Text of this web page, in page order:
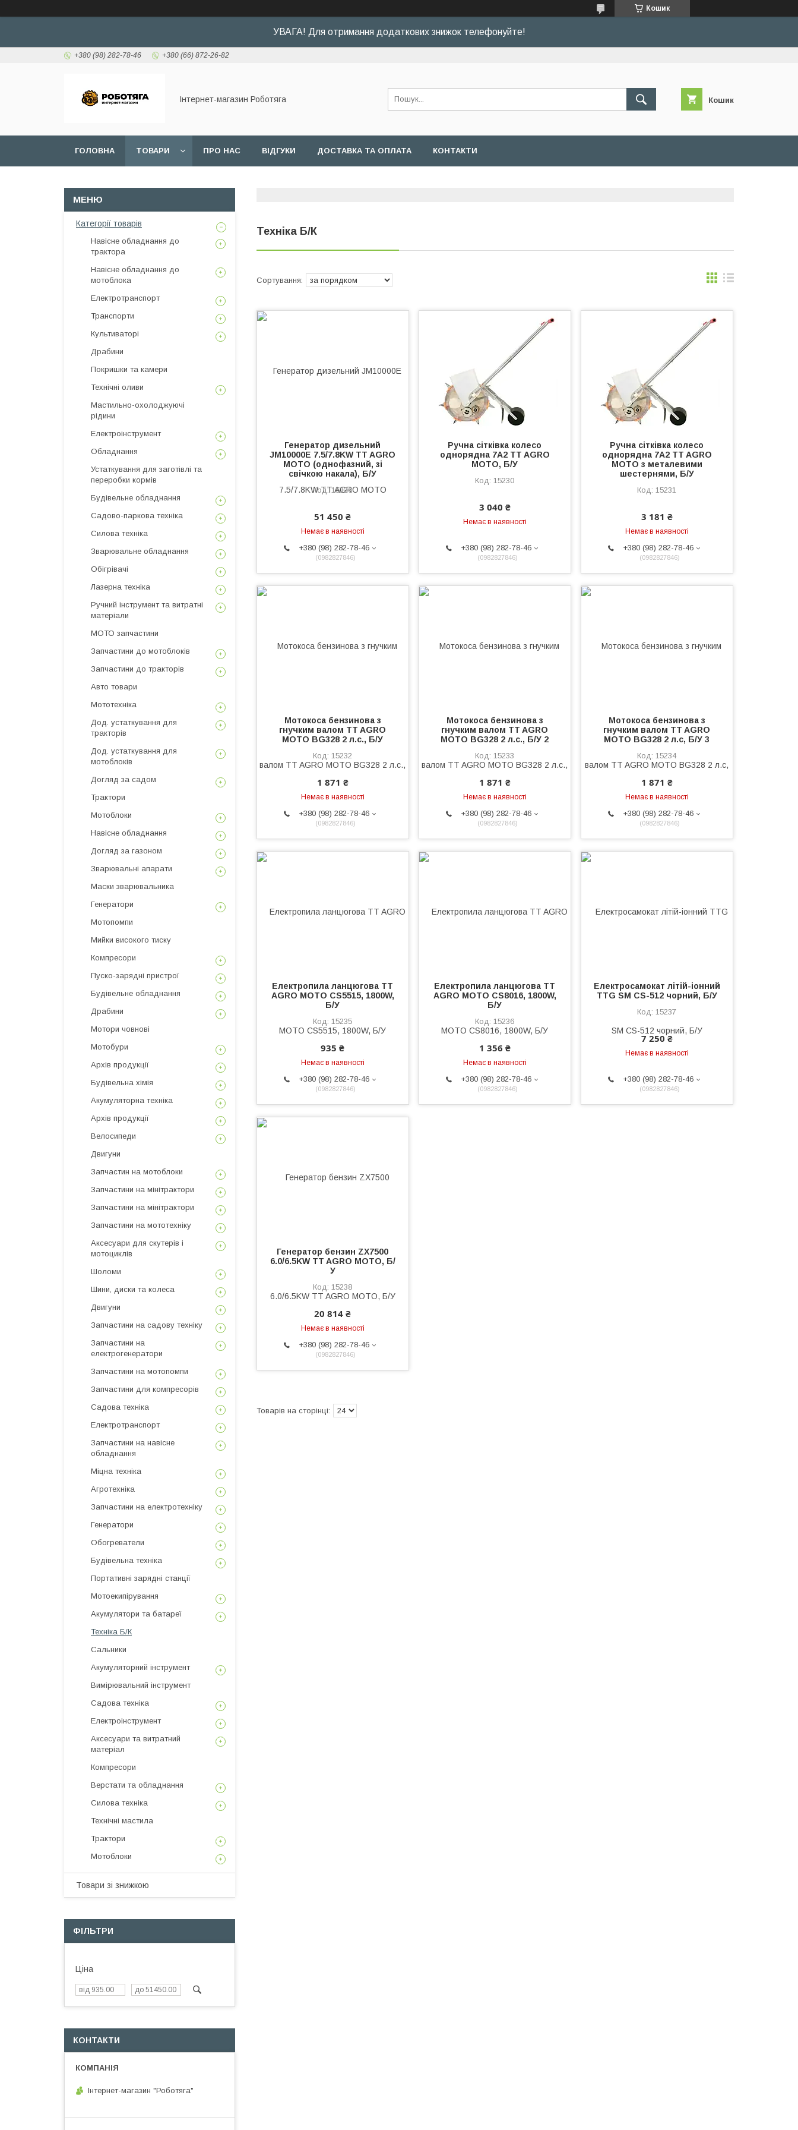
Кошик
УВАГА! Для отримання додаткових знижок телефонуйте!
+380 (98) 282-78-46 +380 (66) 872-26-82
Інтернет-магазин Роботяга Кошик
ГОЛОВНА ТОВАРИ ПРО НАС ВІДГУКИ ДОСТАВКА ТА ОПЛАТА КОНТАКТИ
Техніка Б/К
Генератор дизельний
JM10000E 7.5/7.8KW TT AGRO
MOTO (однофазний, зі
свічкою накала), Б/У
15326
51 450 ₴
Немає в наявності
+380 (98) 282-78-46
0982827846
Ручна сітківка колесо
однорядна 7A2 TT AGRO
MOTO, Б/У
15230
3 040 ₴
Немає в наявності
+380 (98) 282-78-46
0982827846
Ручна сітківка колесо
однорядна 7A2 TT AGRO
MOTO з металевими
шестернями, Б/У
15231
3 181 ₴
Немає в наявності
+380 (98) 282-78-46
0982827846
Мотокоса бензинова з
гнучким валом TT AGRO
MOTO BG328 2 л.с., Б/У
15232
1 871 ₴
Немає в наявності
+380 (98) 282-78-46
0982827846
Мотокоса бензинова з
гнучким валом TT AGRO
MOTO BG328 2 л.с., Б/У 2
15233
1 871 ₴
Немає в наявності
+380 (98) 282-78-46
0982827846
Мотокоса бензинова з
гнучким валом TT AGRO
MOTO BG328 2 л.с, Б/У 3
15234
1 871 ₴
Немає в наявності
+380 (98) 282-78-46
0982827846
Електропила ланцюгова TT
AGRO MOTO CS5515, 1800W,
Б/У
15235
935 ₴
Немає в наявності
+380 (98) 282-78-46
0982827846
Електропила ланцюгова TT
AGRO MOTO CS8016, 1800W,
Б/У
15236
1 356 ₴
Немає в наявності
+380 (98) 282-78-46
0982827846
Електросамокат літій-іонний
TTG SM CS-512 чорний, Б/У
15237
7 250 ₴
Немає в наявності
+380 (98) 282-78-46
0982827846
Генератор бензин ZX7500
6.0/6.5KW TT AGRO MOTO, Б/
У
15238
20 814 ₴
Немає в наявності
+380 (98) 282-78-46
0982827846
Категорії товарів
Навісне обладнання до
трактора
Навісне обладнання до
мотоблока
Електротранспорт
Транспорти
Культиваторі
Драбини
Покришки та камери
Технічні оливи
Мастильно-охолоджуючі
рідини
Електроінструмент
Обладнання
Устаткування для заготівлі та
переробки кормів
Будівельне обладнання
Садово-паркова техніка
Силова техніка
Зварювальне обладнання
Обігрівачі
Лазерна техніка
Ручний інструмент та витратні
матеріали
МОТО запчастини
Запчастини до мотоблоків
Запчастини до тракторів
Авто товари
Мототехніка
Дод. устаткування для
тракторів
Дод. устаткування для
мотоблоків
Догляд за садом
Трактори
Мотоблоки
Навісне обладнання
Догляд за газоном
Зварювальні апарати
Маски зварювальника
Генератори
Мотопомпи
Мийки високого тиску
Компресори
Пуско-зарядні пристрої
Будівельне обладнання
Драбини
Мотори човнові
Мотобури
Архів продукції
Будівельна хімія
Акумуляторна техніка
Архів продукції
Велосипеди
Двигуни
Запчастин на мотоблоки
Запчастини на мінітрактори
Запчастини на мінітрактори
Запчастини на мототехніку
Аксесуари для скутерів і
мотоциклів
Шоломи
Шини, диски та колеса
Двигуни
Запчастини на садову техніку
Запчастини на
електрогенератори
Запчастини на мотопомпи
Запчастини для компресорів
Садова техніка
Електротранспорт
Запчастини на навісне
обладнання
Міцна техніка
Агротехніка
Запчастини на електротехніку
Генератори
Обогреватели
Будівельна техніка
Портативні зарядні станції
Мотоекипірування
Акумулятори та батареї
Техніка Б/К
Сальники
Акумуляторний інструмент
Вимірювальний інструмент
Садова техніка
Електроінструмент
Аксесуари та витратний
матеріал
Компресори
Верстати та обладнання
Силова техніка
Технічні мастила
Трактори
Мотоблоки
Товари зі знижкою
ФІЛЬТРИ
Ціна
КОНТАКТИ
Інтернет-магазин "Роботяга"